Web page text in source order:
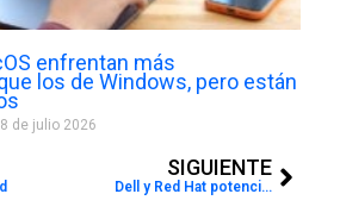
enfrentan más
los de Windows, pero están
de julio 2026
SIGUIENTE
Dell y Red Hat potencian la IA de código abierto con la integración de PowerEdge y RHEL